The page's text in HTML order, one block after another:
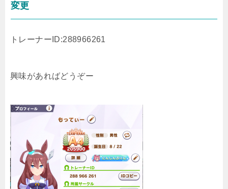
変更
トレーナーID:288966261
興味があればどうぞー